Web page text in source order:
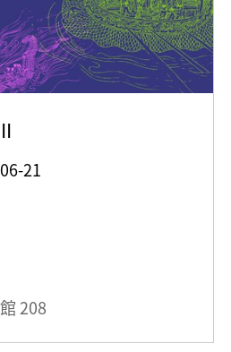
21
208